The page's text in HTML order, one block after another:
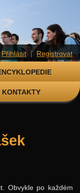
KONTAKTY
Přihlásit | Registrovat
Obvykle po každém